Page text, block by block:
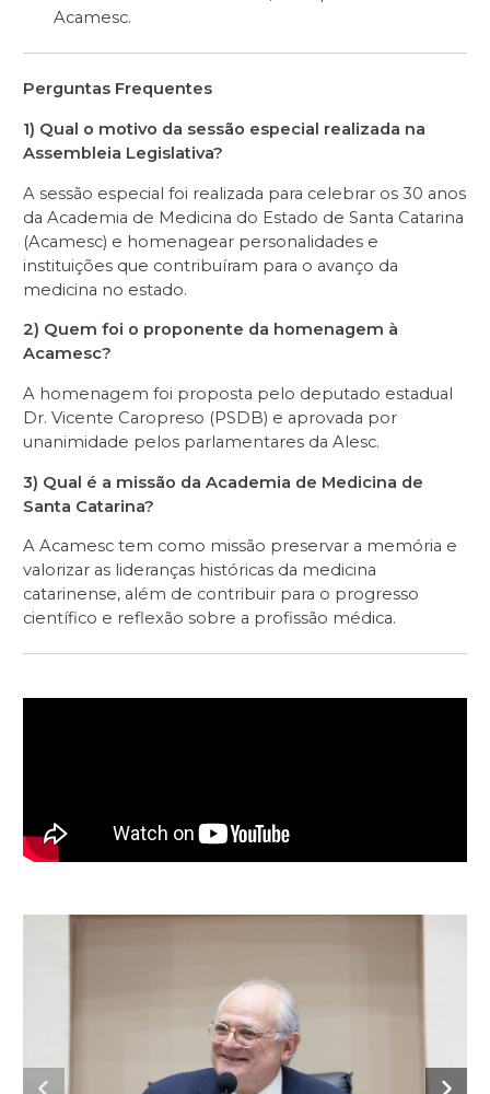
Acamesc.
Perguntas Frequentes
1) Qual o motivo da sessão especial realizada na
Assembleia Legislativa?
A sessão especial foi realizada para celebrar os 30 anos
da Academia de Medicina do Estado de Santa Catarina
(Acamesc) e homenagear personalidades e
instituições que contribuíram para o avanço da
medicina no estado.
2) Quem foi o proponente da homenagem à
Acamesc?
A homenagem foi proposta pelo deputado estadual
Dr. Vicente Caropreso (PSDB) e aprovada por
unanimidade pelos parlamentares da Alesc.
3) Qual é a missão da Academia de Medicina de
Santa Catarina?
A Acamesc tem como missão preservar a memória e
valorizar as lideranças históricas da medicina
catarinense, além de contribuir para o progresso
científico e reflexão sobre a profissão médica.